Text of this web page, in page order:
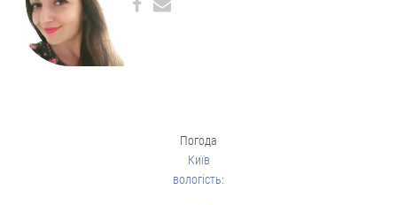
Погода
Київ
вологість: